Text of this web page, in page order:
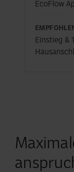
EcoFlow
Einstieg &